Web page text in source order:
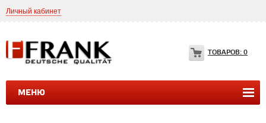
Личный кабинет
МЕНЮ
ТОВАРОВ: 0
ДУШЕВЫЕ КАБИНЫ ВАННЫ